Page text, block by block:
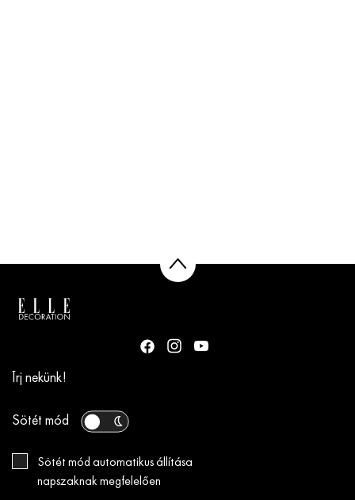
Írj nekünk!
Sötét mód
Sötét mód automatikus állítása
napszaknak megfelelően